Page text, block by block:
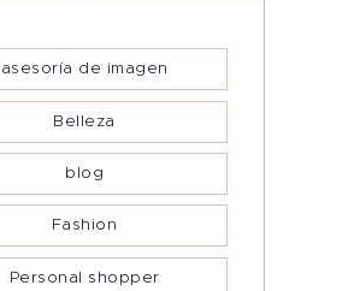
asesoría de imagen
Belleza
blog
Fashion
Personal shopper